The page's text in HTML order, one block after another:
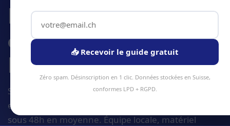
Expertise humidite
et moisissures a
Bienne
Service expertise humidite et moisissures à Bienne
et alentours. Devis gratuit sous 24h, intervention
sous 48h en moyenne. Équipe locale, matériel
📥 Recevoir le guide gratuit
Zéro spam. Désinscription en 1 clic. Données stockées en Suisse,
conformes LPD + RGPD.